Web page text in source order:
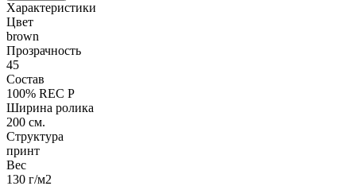
Характеристики
Цвет
brown
Прозрачность
45
Состав
100% REC P
Ширина ролика
200 см.
Структура
принт
Вес
130 г/м2